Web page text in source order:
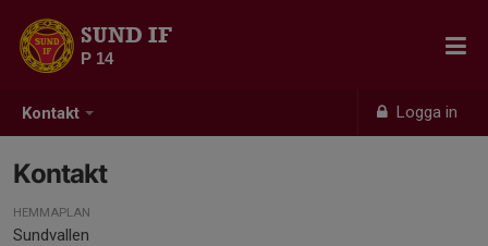
Kontakt Logga in
SUND IF
P 14
Kontakt
HEMMAPLAN
Sundvallen